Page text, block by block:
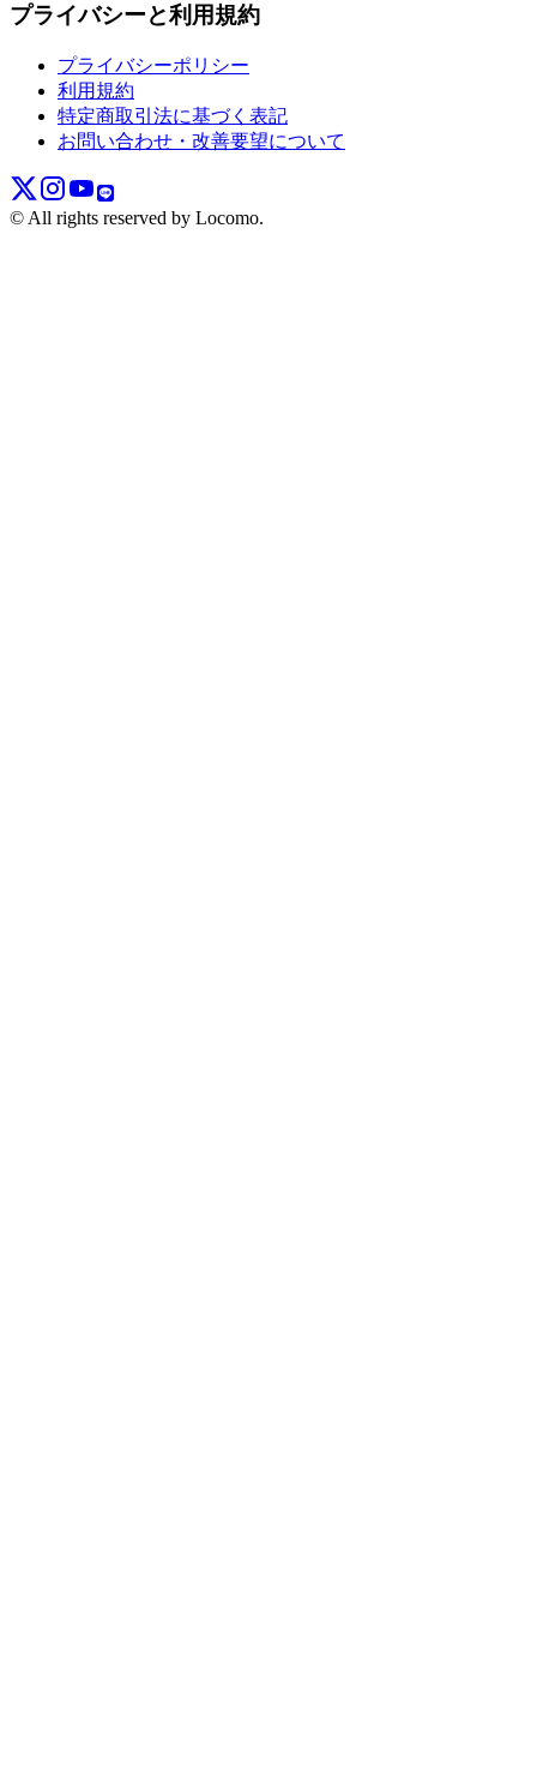
プライバシーと利用規約
プライバシーポリシー
利用規約
特定商取引法に基づく表記
お問い合わせ・改善要望について
© All rights reserved by Locomo.